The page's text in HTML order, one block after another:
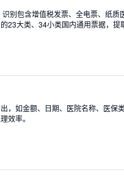
别包含增值税发票、全电票、纸质
23大类、34小类国内通用票据，提
，如金额、日期、医院名称、医保
效率。